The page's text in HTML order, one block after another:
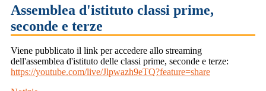
Assemblea d'istituto classi prime,
seconde e terze
Viene pubblicato il link per accedere allo streaming
dell'assemblea d'istituto delle classi prime, seconde e terze:
https://youtube.com/live/Jlpwazh9eTQ?feature=share